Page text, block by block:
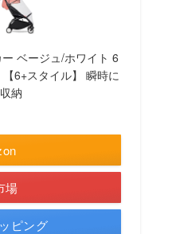
ベージュ/ホワイト 6
6+スタイル】 瞬時に
納
場
ピング